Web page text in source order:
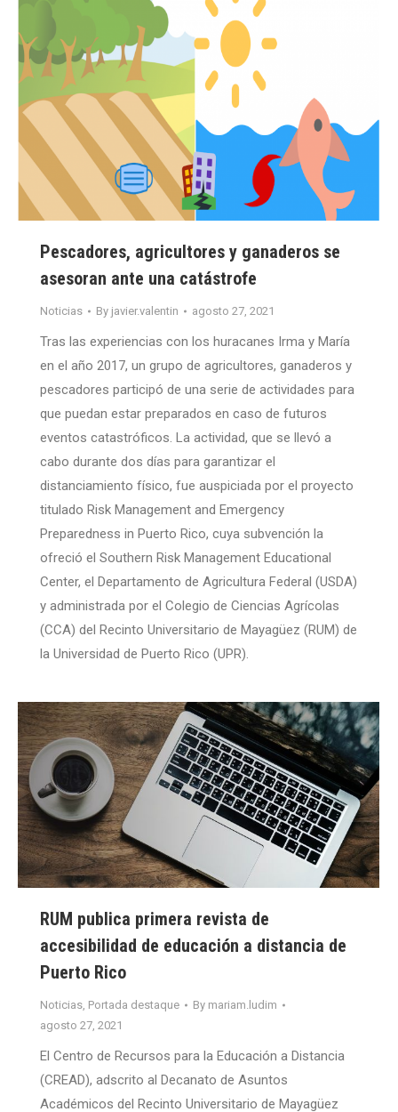
Pescadores, agricultores y ganaderos se
asesoran ante una catástrofe
Noticias By javier.valentin agosto 27, 2021
Tras las experiencias con los huracanes Irma y María
en el año 2017, un grupo de agricultores, ganaderos y
pescadores participó de una serie de actividades para
que puedan estar preparados en caso de futuros
eventos catastróficos. La actividad, que se llevó a
cabo durante dos días para garantizar el
distanciamiento físico, fue auspiciada por el proyecto
titulado Risk Management and Emergency
Preparedness in Puerto Rico, cuya subvención la
ofreció el Southern Risk Management Educational
Center, el Departamento de Agricultura Federal (USDA)
y administrada por el Colegio de Ciencias Agrícolas
(CCA) del Recinto Universitario de Mayagüez (RUM) de
la Universidad de Puerto Rico (UPR).
RUM publica primera revista de
accesibilidad de educación a distancia de
Puerto Rico
Noticias, Portada destaque By mariam.ludim
agosto 27, 2021
El Centro de Recursos para la Educación a Distancia
(CREAD), adscrito al Decanato de Asuntos
Académicos del Recinto Universitario de Mayagüez